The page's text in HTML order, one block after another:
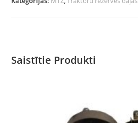
Saistītie Produkti